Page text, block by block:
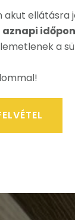
akut
aznapi
a